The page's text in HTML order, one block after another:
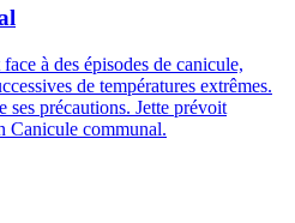
à des épisodes de canicule,
de températures extrêmes.
ses précautions. Jette prévoit
Canicule communal.